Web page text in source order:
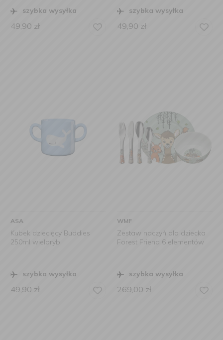
szybka wysyłka
49,90 zł
szybka wysyłka
49,90 zł
ASA
Kubek dziecięcy Buddies
250ml wieloryb
szybka wysyłka
49,90 zł
WMF
Zestaw naczyń dla dziecka
Forest Friend 6 elementów
szybka wysyłka
269,00 zł